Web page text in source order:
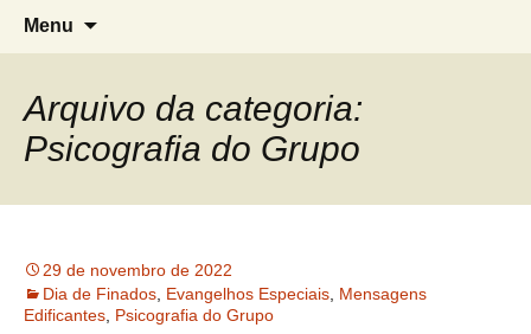
conteúdo
G.E.E. A Caminho da Luz
Grupo Espírita de Estudos A Caminho
da Luz
Menu
Arquivo da categoria:
Psicografia do Grupo
29 de novembro de 2022
Dia de Finados Evangelhos Especiais Mensagens
Edificantes Psicografia do Grupo